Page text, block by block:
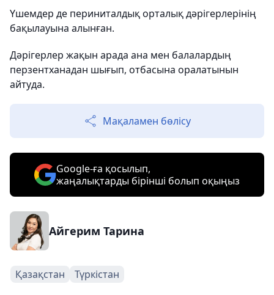
Үшемдер де периниталдық орталық дәрігерлерінің
бақылауына алынған.
Дәрігерлер жақын арада ана мен балалардың
перзентханадан шығып, отбасына оралатынын
айтуда.
Мақаламен бөлісу
Google-ға қосылып,
жаңалықтарды бірінші болып оқыңыз
Айгерим Тарина
Қазақстан Түркістан